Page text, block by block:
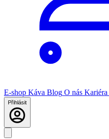
E-shop Káva Blog O nás Kariéra
Přihlásit